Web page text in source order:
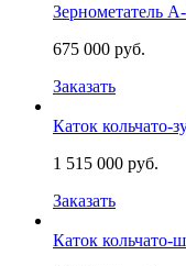
Зернометатель
675 000 руб.
Заказать
Каток кольчато-
1 515 000 руб.
Заказать
Каток